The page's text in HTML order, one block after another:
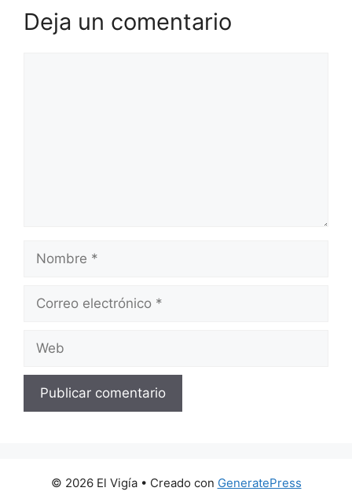
Deja un comentario
Nombre
Correo
Web
© 2026 El Vigía• Creado con GeneratePress